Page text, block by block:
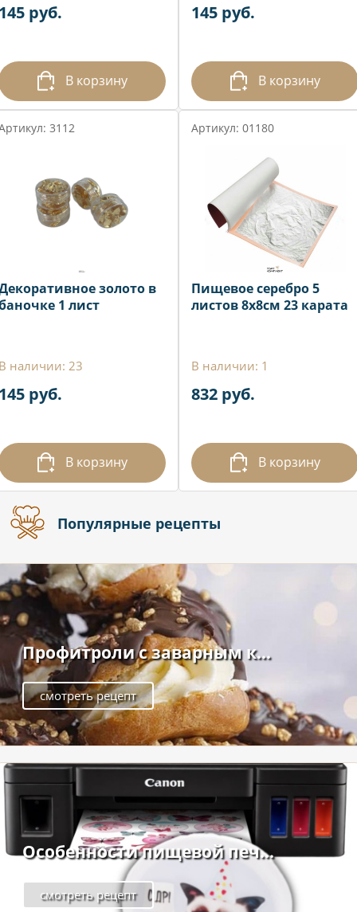
руб.
В корзину
145 руб.
В корзину
3112
золото в
1 лист
наличии: 23
руб.
В корзину
Артикул: 01180
Пищевое серебро 5
листов 8х8см 23 карата
В наличии: 1
832 руб.
В корзину
Популярные рецепты
Профитроли с заварным к...
смотреть рецепт
Особенности пищевой печ...
смотреть рецепт